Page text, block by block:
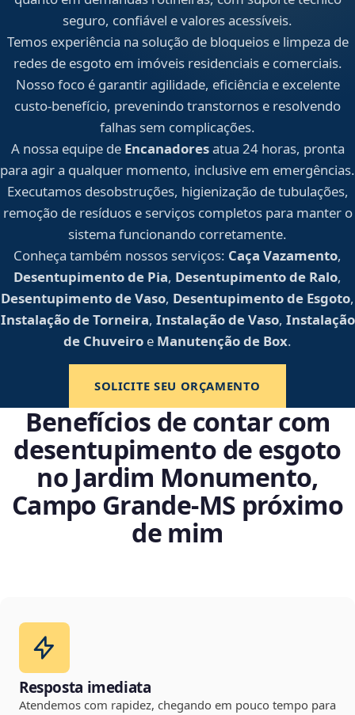
seguro, confiável e valores acessíveis.
Temos experiência na solução de bloqueios e limpeza de
redes de esgoto em imóveis residenciais e comerciais.
Nosso foco é garantir agilidade, eficiência e excelente
custo-benefício, prevenindo transtornos e resolvendo
falhas sem complicações.
A nossa equipe de Encanadoresatua 24 horas, pronta
para agir a qualquer momento, inclusive em emergências.
Executamos desobstruções, higienização de tubulações,
remoção de resíduos e serviços completos para manter o
sistema funcionando corretamente.
Conheça também nossos serviços: Caça Vazamento,
Desentupimento de Pia, Desentupimento de Ralo,
Desentupimento de Vaso, Desentupimento de Esgoto,
Instalação de Torneira, Instalação de Vaso, Instalação
de Chuveiro e Manutenção de Box.
SOLICITE SEU ORÇAMENTO
Benefícios de contar com
desentupimento de esgoto
no Jardim Monumento,
Campo Grande‑MS próximo
de mim
Resposta imediata
Atendemos com rapidez, chegando em pouco tempo para